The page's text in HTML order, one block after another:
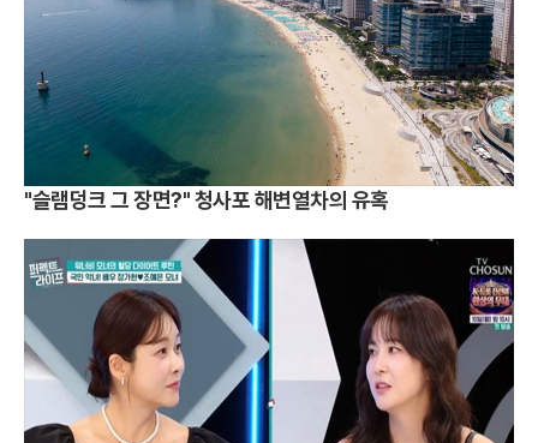
"슬램덩크 그 장면?" 청사포 해변열차의 유혹